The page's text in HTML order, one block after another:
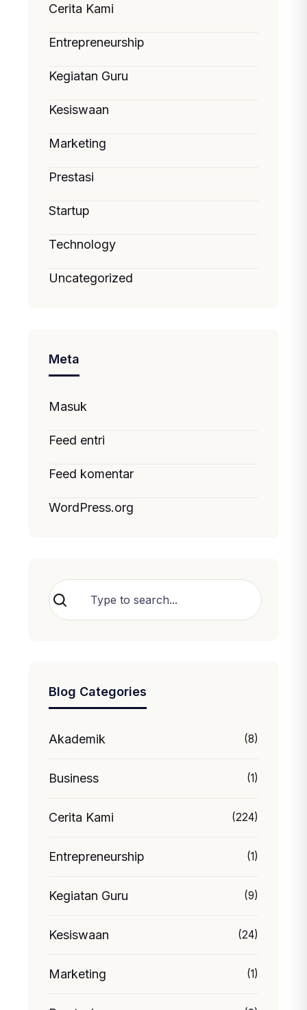
Cerita Kami
Entrepreneurship
Kegiatan Guru
Kesiswaan
Marketing
Prestasi
Startup
Technology
Uncategorized
Meta
Masuk
Feed entri
Feed komentar
WordPress.org
Cari
Blog Categories
Akademik (8)
Business (1)
Cerita Kami (224)
Entrepreneurship (1)
Kegiatan Guru (9)
Kesiswaan (24)
Marketing (1)